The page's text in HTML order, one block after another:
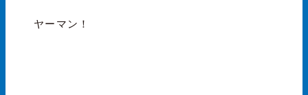
ヤーマン！